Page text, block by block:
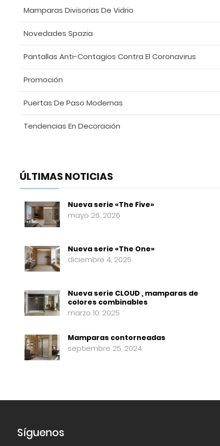
Mamparas Divisorias De Vidrio
Novedades Spazia
Pantallas Anti-Contagios Contra El Coronavirus
Promoción
Puertas De Paso Modernas
Tendencias En Decoración
ÚLTIMAS NOTICIAS
Nueva serie «The Five»
mayo 26, 2026
Nueva serie «The One»
diciembre 4, 2025
Nueva serie CLOUD , mamparas de
colores combinables
marzo 10, 2025
Mamparas contorneadas
septiembre 25, 2024
Síguenos